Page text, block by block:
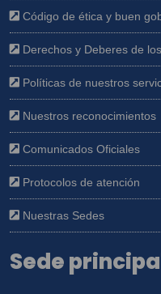
Código de ética y buen
Derechos y Deberes de
Políticas de nuestros
Nuestros reconocimientos
Comunicados Oficiales
Protocolos de atención
Nuestras Sedes
Sede